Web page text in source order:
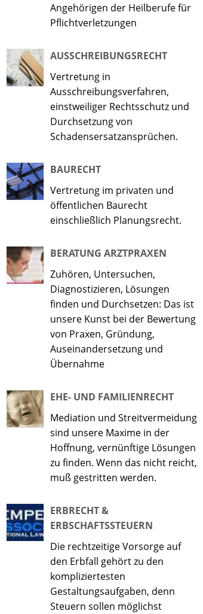
Angehörigen der Heilberufe für
Pflichtverletzungen
AUSSCHREIBUNGSRECHT
Vertretung in
Ausschreibungsverfahren,
einstweiliger Rechtsschutz und
Durchsetzung von
Schadensersatzansprüchen.
BAURECHT
Vertretung im privaten und
öffentlichen Baurecht
einschließlich Planungsrecht.
BERATUNG ARZTPRAXEN
Zuhören, Untersuchen,
Diagnostizieren, Lösungen
finden und Durchsetzen: Das ist
unsere Kunst bei der Bewertung
von Praxen, Gründung,
Auseinandersetzung und
Übernahme
EHE- UND FAMILIENRECHT
Mediation und Streitvermeidung
sind unsere Maxime in der
Hoffnung, vernünftige Lösungen
zu finden. Wenn das nicht reicht,
muß gestritten werden.
ERBRECHT &
ERBSCHAFTSSTEUERN
Die rechtzeitige Vorsorge auf
den Erbfall gehört zu den
kompliziertesten
Gestaltungsaufgaben, denn
Steuern sollen möglichst